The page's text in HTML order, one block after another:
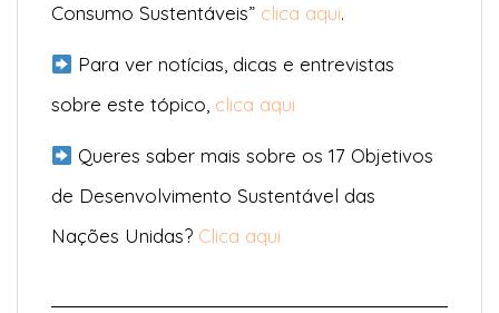
Consumo Sustentáveis” clica aqui.
Para ver notícias, dicas e entrevistas
sobre este tópico, clica aqui
Queres saber mais sobre os 17 Objetivos
de Desenvolvimento Sustentável das
Nações Unidas? Clica aqui